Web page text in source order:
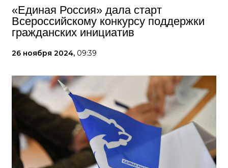
«Единая Россия» дала старт
Всероссийскому конкурсу поддержки
гражданских инициатив
26 ноября 2024, 09:39